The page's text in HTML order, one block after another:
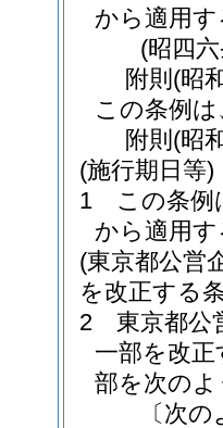
から適用
(昭四
附則 (昭
この条例
附則 (昭
(施行期日等)
1
この条例
から適用
(東京都公営
を改正する
2
東京都公
一部を改
部を次の
〔次